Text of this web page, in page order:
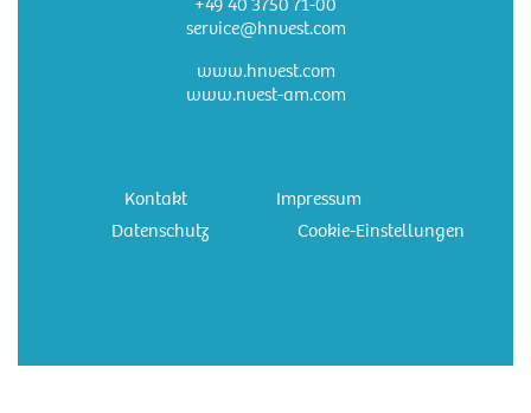
service@hnvest.com
www.hnvest.com
www.nvest-am.com
Kontakt
Impressum
Datenschutz
Cookie-Einstellungen